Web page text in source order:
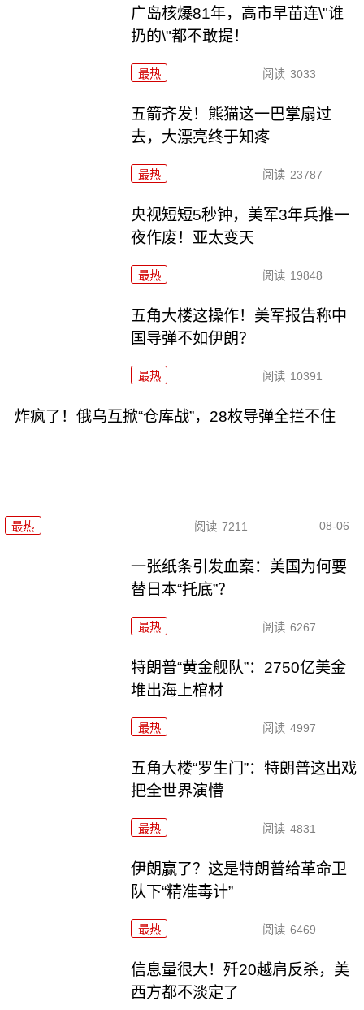
广岛核爆81年，高市早苗连\"谁
扔的\"都不敢提！
最热 阅读 3033
五箭齐发！熊猫这一巴掌扇过
去，大漂亮终于知疼
最热 阅读 23787
央视短短5秒钟，美军3年兵推一
夜作废！亚太变天
最热 阅读 19848
五角大楼这操作！美军报告称中
国导弹不如伊朗？
最热 阅读 10391
炸疯了！俄乌互掀“仓库战”，28枚导弹全拦不住
最热 阅读 7211 08-06
一张纸条引发血案：美国为何要
替日本“托底”？
最热 阅读 6267
特朗普“黄金舰队”：2750亿美金
堆出海上棺材
最热 阅读 4997
五角大楼“罗生门”：特朗普这出戏
把全世界演懵
最热 阅读 4831
伊朗赢了？这是特朗普给革命卫
队下“精准毒计”
最热 阅读 6469
信息量很大！歼20越肩反杀，美
西方都不淡定了